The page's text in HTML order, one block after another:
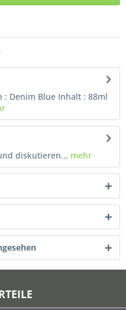
: Denim Blue Inhalt : 88ml
diskutieren... mehr